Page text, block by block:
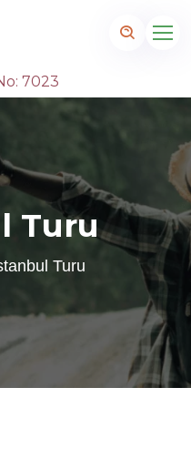
7023
Turu
Turu